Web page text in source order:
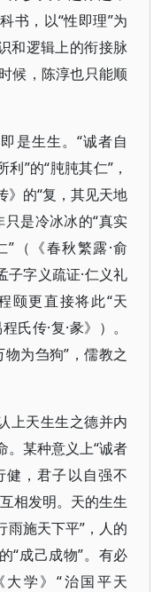
书，以“性即理”为
和逻辑上的衔接脉
候，陈淳也只能顺
是生生。“诚者自
”的“肫肫其仁”，
》的“复，其见天地
是冷冰冰的“真实
”（《春秋繁露·俞
子字义疏证·仁义礼
颐更直接将此“天
氏传·复·彖》）。
为刍狗”，儒教之
上天生生之德并内
。某种意义上“诚者
健，君子以自强不
相发明。天的生生
雨施天下平”，人的
“成己成物”。有必
大学》“治国平天